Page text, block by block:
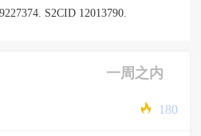
S2CID 12013790.
一周之内
180